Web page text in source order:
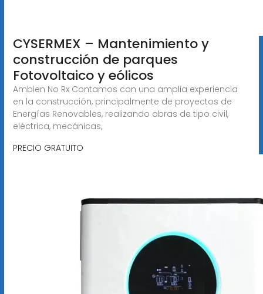
CYSERMEX – Mantenimiento y
construcción de parques
Fotovoltaico y eólicos
Ambien No Rx Contamos con una amplia experiencia
en la construcción, principalmente de proyectos de
Energías Renovables, realizando obras de tipo civil,
eléctrica, mecánicas,
PRECIO GRATUITO